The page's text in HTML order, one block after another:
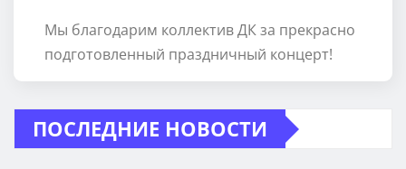
Мы благодарим коллектив ДК за прекрасно
подготовленный праздничный концерт!
ПОСЛЕДНИЕ НОВОСТИ